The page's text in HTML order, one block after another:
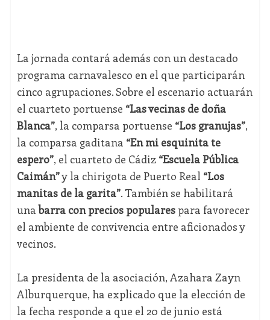
La jornada contará además con un destacado
programa carnavalesco en el que participarán
cinco agrupaciones. Sobre el escenario actuarán
el cuarteto portuense “Las vecinas de doña
Blanca”, la comparsa portuense “Los granujas”,
la comparsa gaditana “En mi esquinita te
espero”, el cuarteto de Cádiz “Escuela Pública
Caimán”y la chirigota de Puerto Real “Los
manitas de la garita”. También se habilitará
unabarra con precios popularespara favorecer
el ambiente de convivencia entre aficionados y
vecinos.
La presidenta de la asociación, Azahara Zayn
Alburquerque, ha explicado que la elección de
la fecha responde a que el 20 de junio está